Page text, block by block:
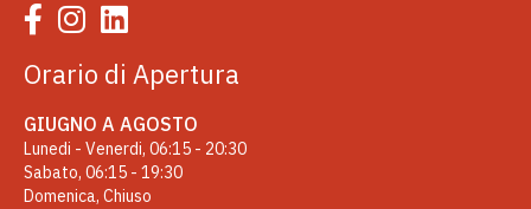
Orario di Apertura
GIUGNO A AGOSTO
Lunedi - Venerdi, 06:15 - 20:30
Sabato, 06:15 - 19:30
Domenica, Chiuso